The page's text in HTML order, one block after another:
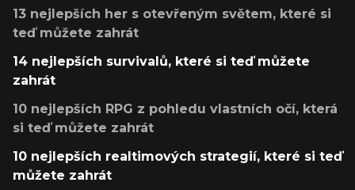
13 nejlepších her s otevřeným světem, které si
teď můžete zahrát
14 nejlepších survivalů, které si teď můžete
zahrát
10 nejlepších RPG z pohledu vlastních očí, která
si teď můžete zahrát
10 nejlepších realtimových strategií, které si teď
můžete zahrát